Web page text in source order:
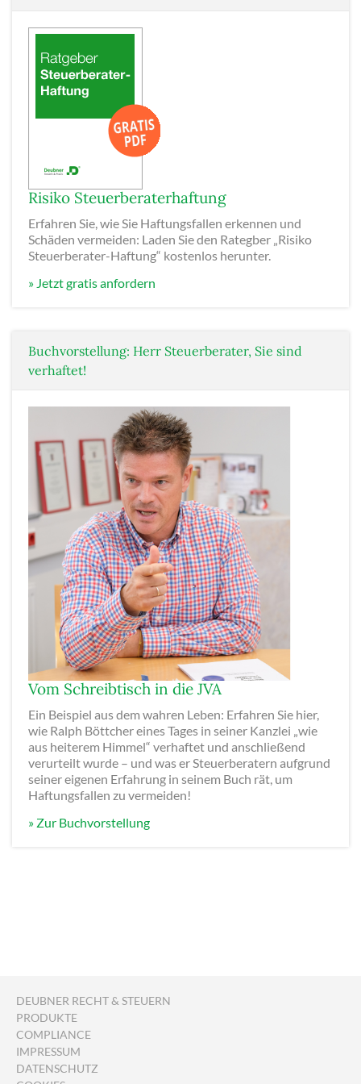
Risiko Steuerberaterhaftung
Erfahren Sie, wie Sie Haftungsfallen erkennen und
Schäden vermeiden: Laden Sie den Rategber „Risiko
Steuerberater-Haftung“ kostenlos herunter.
» Jetzt gratis anfordern
Buchvorstellung: Herr Steuerberater, Sie sind
verhaftet!
Vom Schreibtisch in die JVA
Ein Beispiel aus dem wahren Leben: Erfahren Sie hier,
wie Ralph Böttcher eines Tages in seiner Kanzlei „wie
aus heiterem Himmel“ verhaftet und anschließend
verurteilt wurde – und was er Steuerberatern aufgrund
seiner eigenen Erfahrung in seinem Buch rät, um
Haftungsfallen zu vermeiden!
» Zur Buchvorstellung
DEUBNER RECHT & STEUERN
PRODUKTE
COMPLIANCE
IMPRESSUM
DATENSCHUTZ